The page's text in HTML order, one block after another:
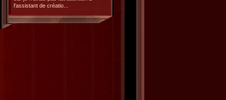
l'assistant de créatio...